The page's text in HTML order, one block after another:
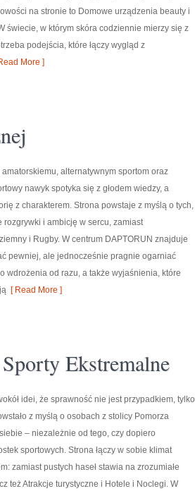
na stronie to Domowe urządzenia beauty i
świecie, w którym skóra codziennie mierzy się z
podejścia, które łączy wygląd z
More ]
alternatywnym sportom oraz
nawyk spotyka się z głodem wiedzy, a
z charakterem. Strona powstaje z myślą o tych,
i ambicję w sercu, zamiast
i Rugby. W centrum DAPTORUN znajduje
pewniej, ale jednocześnie pragnie ogarniać
wdrożenia od razu, a także wyjaśnienia, które
[ Read More ]
Ekstremalne
idei, że sprawność nie jest przypadkiem, tylko
z myślą o osobach z stolicy Pomorza
– niezależnie od tego, czy dopiero
sportowych. Strona łączy w sobie klimat
zamiast pustych haseł stawia na zrozumiałe
też Atrakcje turystyczne i Hotele i Noclegi. W